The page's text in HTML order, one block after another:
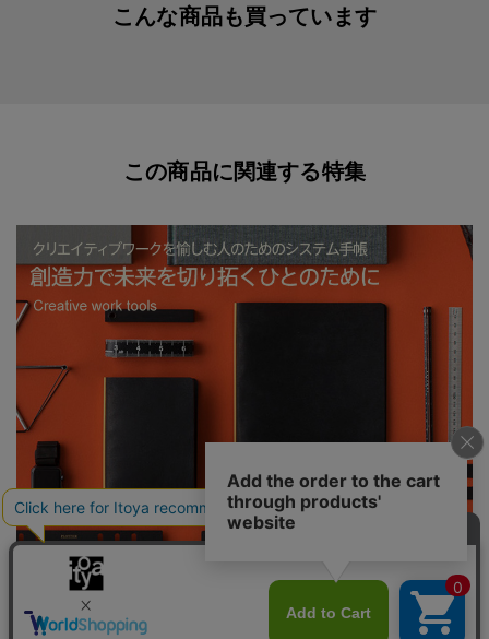
こんな商品も買っています
この商品に関連する特集
PLOTTER 創造力で未来を切り拓くひとのために